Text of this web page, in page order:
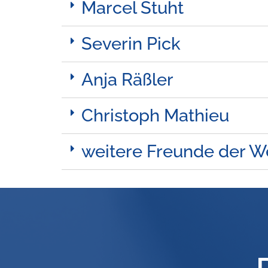
Marcel Stuht
Severin Pick
Anja Räßler
Christoph Mathieu
weitere Freunde der